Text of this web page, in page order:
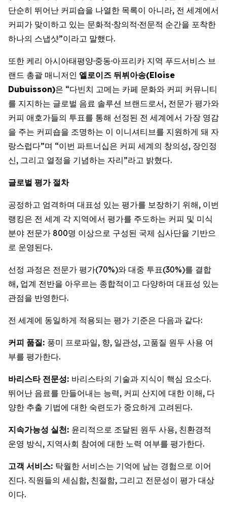
단순히 뛰어난 커피숍을 나열한 목록이 아니라, 전 세계에서
커피가 맞이하고 있는 문화적·창의적·전문적 순간을 포착한
하나의 스냅샷”이라고 말했다.
또한 케리 아시아태평양·중동·아프리카 지역 푸드서비스 브
랜드 총괄 매니저인 엘로이즈 뒤뷔아송(Eloise
Dubuisson)은 “다빈치 고메는 카페 문화와 커피 커뮤니티
를 지지하는 글로벌 음료 솔루션 브랜드로서, 전문가 평가와
커피 애호가들의 투표를 통해 선정된 전 세계에서 가장 영감
을 주는 커피숍을 조명하는 이 이니셔티브를 지원하게 돼 자
랑스럽다”며 “이번 파트너십은 커피 세계의 창의성, 장인정
신, 그리고 열정을 기념하는 자리”라고 밝혔다.
글로벌 평가 절차
공정하고 엄격하며 대표성 있는 평가를 보장하기 위해, 이번
랭킹은 전 세계 각 지역에서 평가를 주도하는 커피 및 미식
분야 전문가 800명 이상으로 구성된 국제 심사단을 기반으
로 운영된다.
선정 과정은 전문가 평가(70%)와 대중 투표(30%)를 결합
해, 업계 전반을 아우르는 종합적이고 다양하며 대표성 있는
관점을 반영한다.
전 세계에 동일하게 적용되는 평가 기준은 다음과 같다:
커피 품질: 풍미 프로파일, 향, 일관성, 고품질 원두 사용 여
부를 평가한다.
바리스타 전문성: 바리스타의 기술과 지식이 핵심 요소다.
뛰어난 음료를 만들어내는 능력, 커피 산지에 대한 이해, 다
양한 추출 기법에 대한 숙련도가 중요하게 고려된다.
지속가능성 실천: 윤리적으로 조달된 원두 사용, 친환경적
운영 방식, 지역사회 참여에 대한 노력 여부를 평가한다.
고객 서비스: 탁월한 서비스는 기억에 남는 경험으로 이어
진다. 직원들의 세심함, 친절함, 그리고 전문성이 평가 대상
이다.